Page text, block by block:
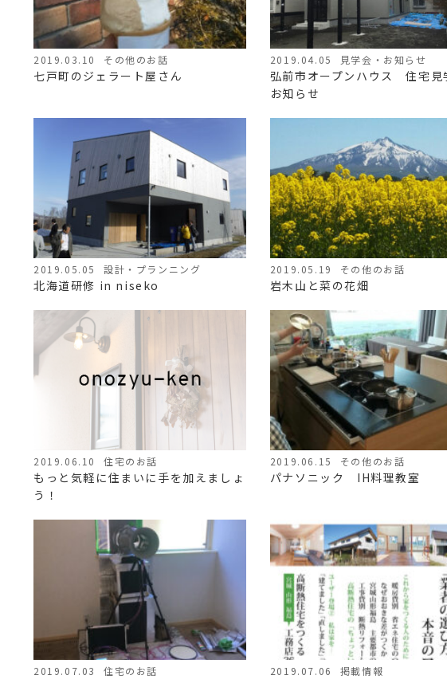
2019.03.10 その他のお話
七戸町のジェラート屋さん
2019.04.05 見学会・お知らせ
弘前市オープンハウス 住宅見
お知らせ
2019.05.05 設計・プランニング
北海道研修 in niseko
2019.05.19 その他のお話
岩木山と菜の花畑
2019.06.10 住宅のお話
もっと気軽に住まいに手を加えましょ
う！
2019.06.15 その他のお話
パナソニック IH料理教室
2019.07.03 住宅のお話 2019.07.06 掲載情報